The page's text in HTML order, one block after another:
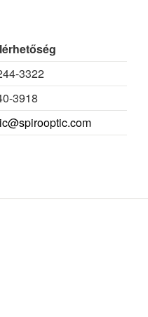
3322
3918